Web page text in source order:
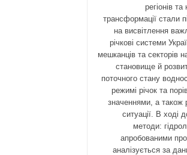
регіонів
трансформації стали
на висвітлення
річкові системи
мешканців та секторів
становище й
поточного стану
режимі річок та
значеннями, а також
ситуації. В ході
методи:
апробованими
аналізується за